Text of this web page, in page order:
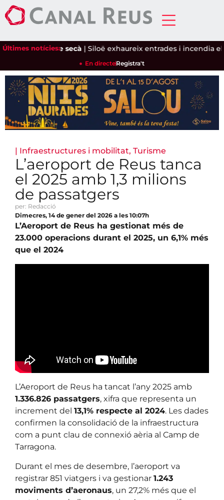
Últimes notícies:
l'ametlla de secà|Siloë exhaureix entrades i incendia el
En directeRegistra't
| Infraestructures i mobilitat, Turisme
L’aeroport de Reus tanca
el 2025 amb 1,3 milions
de passatgers
per: Redacció
Dimecres, 14 de gener del 2026 a les 10:07h
L’Aeroport de Reus ha gestionat més de
23.000 operacions durant el 2025, un 6,1% més
que el 2024
L’Aeroport de Reus ha tancat l’any 2025 amb
1.336.826 passatgers, xifra que representa un
increment del 13,1% respecte al 2024. Les dades
confirmen la consolidació de la infraestructura
com a punt clau de connexió aèria al Camp de
Tarragona.
Durant el mes de desembre, l’aeroport va
registrar 851 viatgers i va gestionar 1.243
moviments d’aeronaus, un 27,2% més que el